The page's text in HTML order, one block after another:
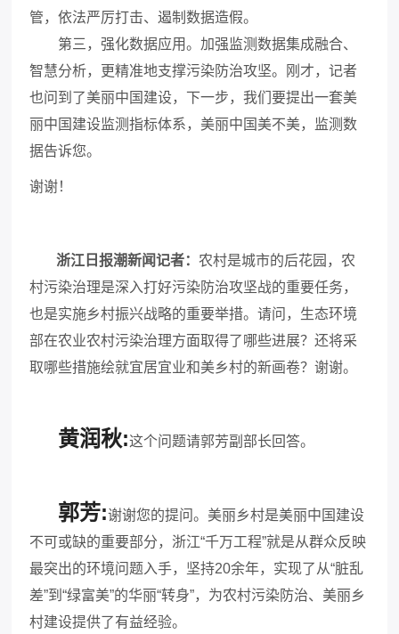
管，依法严厉打击、遏制数据造假。
第三，强化数据应用。加强监测数据集成融合、
智慧分析，更精准地支撑污染防治攻坚。刚才，记者
也问到了美丽中国建设，下一步，我们要提出一套美
丽中国建设监测指标体系，美丽中国美不美，监测数
据告诉您。
谢谢！
浙江日报潮新闻记者：农村是城市的后花园，农
村污染治理是深入打好污染防治攻坚战的重要任务，
也是实施乡村振兴战略的重要举措。请问，生态环境
部在农业农村污染治理方面取得了哪些进展？还将采
取哪些措施绘就宜居宜业和美乡村的新画卷？谢谢。
黄润秋:这个问题请郭芳副部长回答。
郭芳:谢谢您的提问。美丽乡村是美丽中国建设
不可或缺的重要部分，浙江“千万工程”就是从群众反映
最突出的环境问题入手，坚持20余年，实现了从“脏乱
差”到“绿富美”的华丽“转身”，为农村污染防治、美丽乡
村建设提供了有益经验。